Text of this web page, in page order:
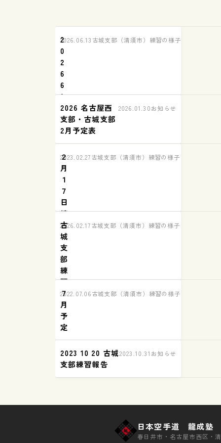
2
0
2
6
6
1
2
古
城
支
部
練
習
報
告
2026.06.13 古城支部（清須市）練習の様子
2026 名古屋西
支部・古城支部
2月予定表
2026.01.30お知らせ
２
月
１
７
日
練
習
報
告
2023.02.27古城支部（清須市）練習の様子
古
城
支
部
練
習
報
告
2026.02.17古城支部（清須市）練習の様子
７
月
予
定
2022.07.06古城支部（清須市）練習の様子
2023 10 20 古城
支部練習報告
2023.10.31 お知らせ
日本空手道 龍成塾
春日井市・名古屋市西区・